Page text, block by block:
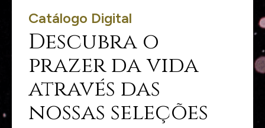
Catálogo Digital
Descubra o
prazer da vida
através das
nossas seleções